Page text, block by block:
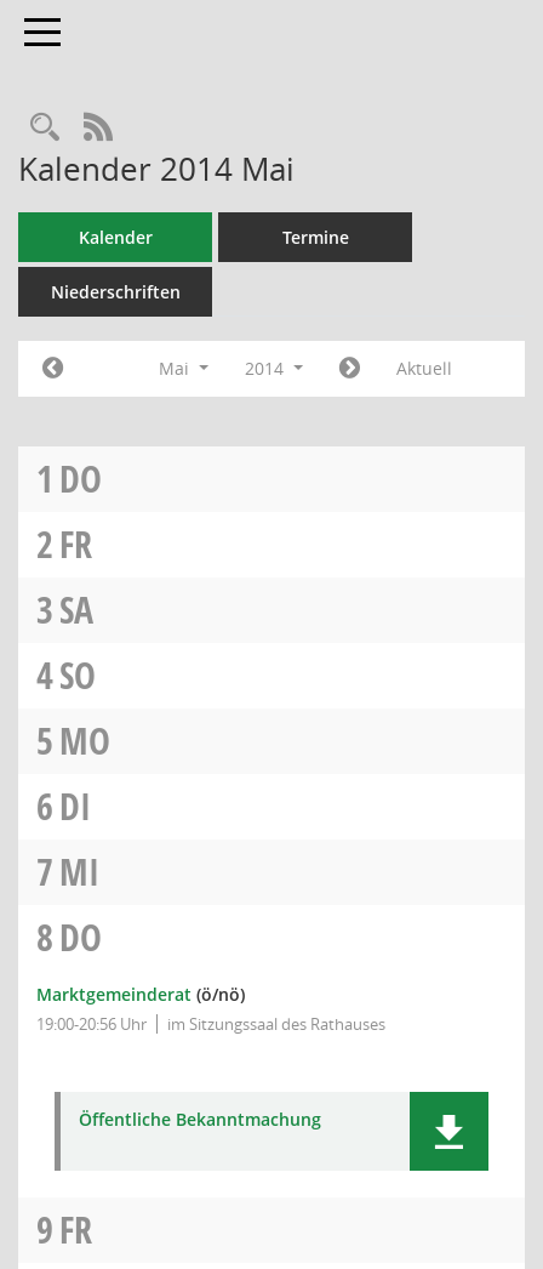
Toggle navigation
RSS-Feed
Kalender 2014 Mai
Kalender Termine
Niederschriften
Mai 2014 Aktuell
1 DO
2FR
3SA
4SO
5MO
6DI
7MI
8DO
Marktgemeinderat (ö/nö)
19:00-20:56 Uhr im Sitzungssaal des Rathauses
Öffentliche Bekanntmachung
9FR